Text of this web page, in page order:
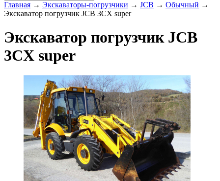
Главная → Экскаваторы-погрузчики → JCB → Обычный →
Экскаватор погрузчик JCB 3CX super
Экскаватор погрузчик JCB
3CX super